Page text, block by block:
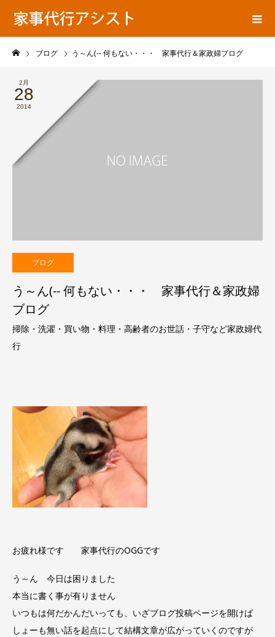
家事代行ブログ
シ
ス
ブログ う～ん(-- 何もない・・・ 家事代行＆家政婦ブログ
2月
28
2014
ブログ
う～ん(-- 何もない・・・ 家事代行＆家政婦
ブログ
掃除・洗濯・買い物・料理・高齢者のお世話・子守など家政婦代
行
お疲れ様です 家事代行のOGGです
う～ん 今日は困りました
本当に書く事が有りません
いつもは何だかんだいっても、いざブログ投稿ページを開けば
しょーも無い話を起点にして結構文章が広がっていくのですが